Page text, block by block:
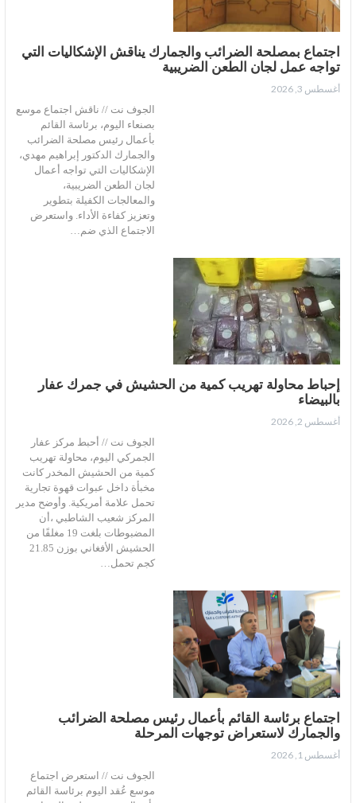
اجتماع بمصلحة الضرائب والجمارك يناقش الإشكاليات التي
تواجه عمل لجان الطعن الضريبية
أغسطس 3, 2026
الجوف نت // ناقش اجتماع موسع
بصنعاء اليوم، برئاسة القائم
بأعمال رئيس مصلحة الضرائب
والجمارك الدكتور إبراهيم مهدي،
الإشكاليات التي تواجه أعمال
لجان الطعن الضريبية،
والمعالجات الكفيلة بتطوير
وتعزيز كفاءة الأداء. واستعرض
الاجتماع الذي ضم…
إحباط محاولة تهريب كمية من الحشيش في جمرك عفار
بالبيضاء
أغسطس 2, 2026
الجوف نت // أحبط مركز عفار
الجمركي اليوم، محاولة تهريب
كمية من الحشيش المخدر كانت
مخبأة داخل عبوات قهوة تجارية
تحمل علامة أمريكية. وأوضح مدير
المركز شعيب الشاطبي ،أن
المضبوطات بلغت 19 مغلفًا من
الحشيش الأفغاني بوزن 21.85
كجم تحمل…
اجتماع برئاسة القائم بأعمال رئيس مصلحة الضرائب
والجمارك لاستعراض توجهات المرحلة
أغسطس 1, 2026
الجوف نت // استعرض اجتماع
موسع عُقد اليوم برئاسة القائم